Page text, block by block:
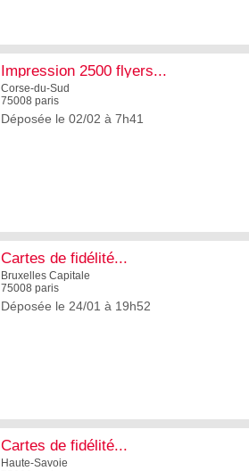
Impression 2500 flyers...
Corse-du-Sud
75008 paris
Déposée le 02/02 à 7h41
Cartes de fidélité...
Bruxelles Capitale
75008 paris
Déposée le 24/01 à 19h52
Cartes de fidélité...
Haute-Savoie